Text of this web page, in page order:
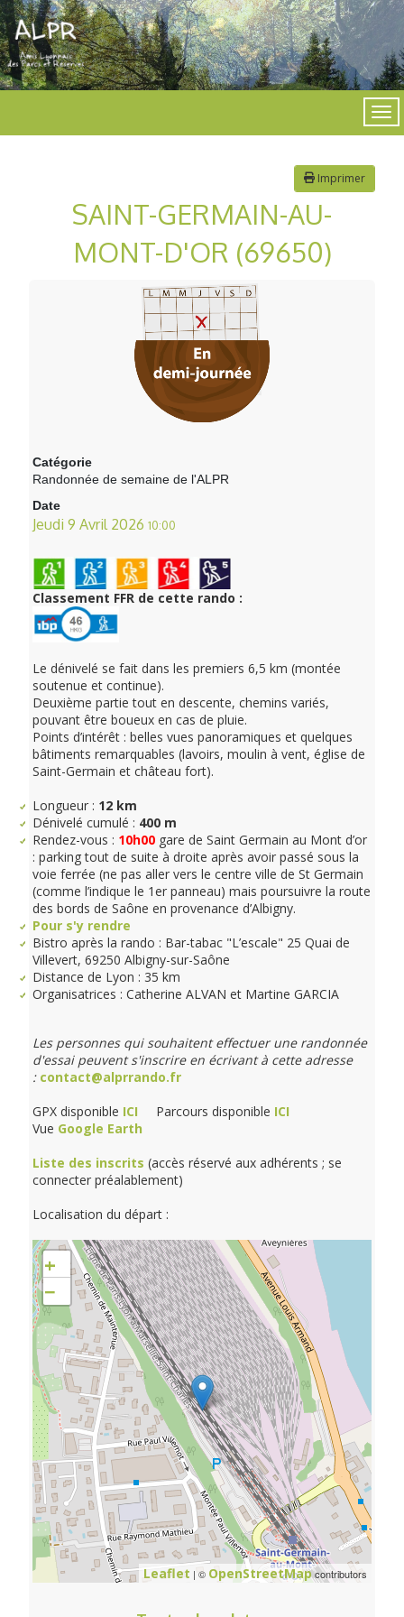
Imprimer
SAINT-GERMAIN-AU-
MONT-D'OR (69650)
Catégorie
Randonnée de semaine de l'ALPR
Date
Jeudi 9 Avril 2026 10:00
Classement FFR de cette rando :
Le dénivelé se fait dans les premiers 6,5 km (montée
soutenue et continue).
Deuxième partie tout en descente, chemins variés,
pouvant être boueux en cas de pluie.
Points d’intérêt : belles vues panoramiques et quelques
bâtiments remarquables (lavoirs, moulin à vent, église de
Saint-Germain et château fort).
Longueur : 12 km
Dénivelé cumulé : 400 m
Rendez-vous : 10h00 gare de Saint Germain au Mont d’or
: parking tout de suite à droite après avoir passé sous la
voie ferrée (ne pas aller vers le centre ville de St Germain
(comme l’indique le 1er panneau) mais poursuivre la route
des bords de Saône en provenance d’Albigny.
Pour s'y rendre
Bistro après la rando : Bar-tabac "L’escale" 25 Quai de
Villevert, 69250 Albigny-sur-Saône
Distance de Lyon : 35 km
Organisatrices : Catherine ALVAN et Martine GARCIA
Les personnes qui souhaitent effectuer une randonnée
d'essai peuvent s'inscrire en écrivant à cette adresse
: contact@alprrando.fr
GPX disponible ICI Parcours disponible ICI
Vue Google Earth
Liste des inscrits (accès réservé aux adhérents ; se
connecter préalablement)
Localisation du départ :
+
−
Leaflet | © OpenStreetMapcontributors